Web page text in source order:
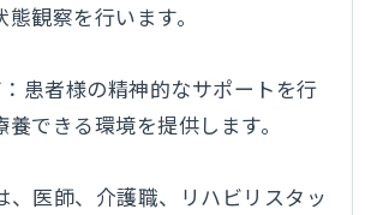
観察を行います。
患者様の精神的なサポートを行
できる環境を提供します。
、医師、介護職、リハビリスタッ